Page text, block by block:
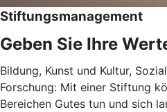
Stiftungsmanagement
Geben Sie Ihre
Bildung, Kunst und Kultur,
Forschung: Mit einer Stiftung
Bereichen Gutes tun und sich